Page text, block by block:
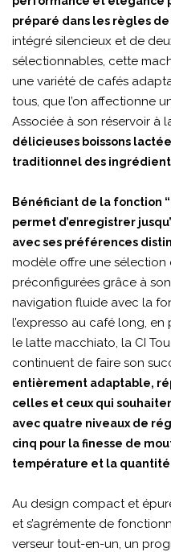
préparé dans les règles de
intégré silencieux et de
sélectionnables, cette
une variété de cafés
tous, que l’on affectionne
Associée à son réservoir à
délicieuses boissons
traditionnel des
Bénéficiant de la fonction
permet d’enregistrer
avec ses préférences
modèle offre une sélection
préconfigurées grâce à
navigation fluide avec la
l’expresso au café long,
le latte macchiato, la CI
continuent de faire son
entièrement adaptable,
celles et ceux qui
avec quatre niveaux de
cinq pour la finesse de
température et la
Au design compact et
et s’agrémente de
verseur tout-en-un, un